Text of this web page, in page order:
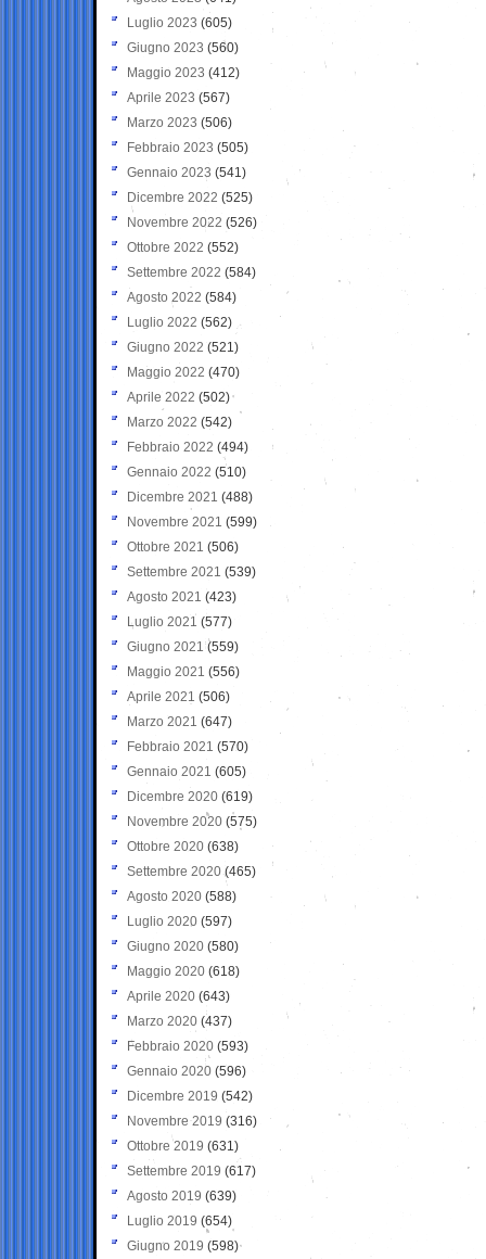
Luglio 2023 (605)
Giugno 2023 (560)
Maggio 2023 (412)
Aprile 2023 (567)
Marzo 2023 (506)
Febbraio 2023 (505)
Gennaio 2023 (541)
Dicembre 2022 (525)
Novembre 2022 (526)
Ottobre 2022 (552)
Settembre 2022 (584)
Agosto 2022 (584)
Luglio 2022 (562)
Giugno 2022 (521)
Maggio 2022 (470)
Aprile 2022 (502)
Marzo 2022 (542)
Febbraio 2022 (494)
Gennaio 2022 (510)
Dicembre 2021 (488)
Novembre 2021 (599)
Ottobre 2021 (506)
Settembre 2021 (539)
Agosto 2021 (423)
Luglio 2021 (577)
Giugno 2021(559)
Maggio 2021 (556)
Aprile 2021 (506)
Marzo 2021 (647)
Febbraio 2021 (570)
Gennaio 2021 (605)
Dicembre 2020 (619)
Novembre 2020 (575)
Ottobre 2020 (638)
Settembre 2020(465)
Agosto 2020 (588)
Luglio 2020 (597)
Giugno 2020 (580)
Maggio 2020 (618)
Aprile 2020 (643)
Marzo 2020 (437)
Febbraio 2020 (593)
Gennaio 2020 (596)
Dicembre 2019 (542)
Novembre 2019 (316)
Ottobre 2019 (631)
Settembre 2019 (617)
Agosto 2019 (639)
Luglio 2019 (654)
Giugno 2019 (598)